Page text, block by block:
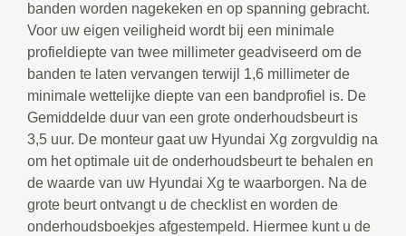
banden worden nagekeken en op spanning gebracht.
Voor uw eigen veiligheid wordt bij een minimale
profieldiepte van twee millimeter geadviseerd om de
banden te laten vervangen terwijl 1,6 millimeter de
minimale wettelijke diepte van een bandprofiel is. De
Gemiddelde duur van een grote onderhoudsbeurt is
3,5 uur. De monteur gaat uw Hyundai Xg zorgvuldig na
om het optimale uit de onderhoudsbeurt te behalen en
de waarde van uw Hyundai Xg te waarborgen. Na de
grote beurt ontvangt u de checklist en worden de
onderhoudsboekjes afgestempeld. Hiermee kunt u de